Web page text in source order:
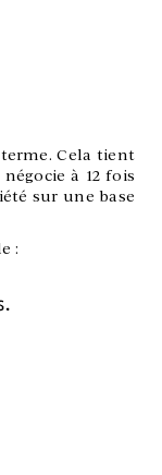
Cela tient
à 12 fois
sur une base
: